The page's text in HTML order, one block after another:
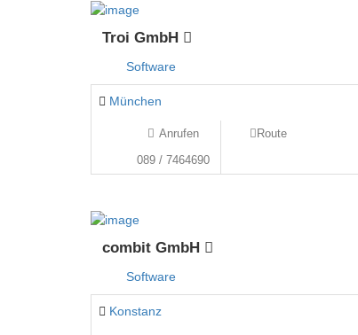
Troi GmbH
Software
München
Anrufen
089 / 7464690
Route
combit GmbH
Software
Konstanz